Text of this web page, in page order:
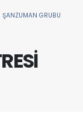
ŞANZUMAN GRUBU